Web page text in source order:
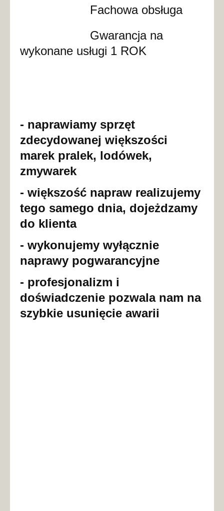
Fachowa obsługa
Gwarancja na
wykonane usługi 1 ROK
- naprawiamy sprzęt
zdecydowanej większości
marek pralek, lodówek,
zmywarek
- większość napraw realizujemy
tego samego dnia, dojeżdzamy
do klienta
- wykonujemy wyłącznie
naprawy pogwarancyjne
- profesjonalizm i
doświadczenie pozwala nam na
szybkie usunięcie awarii